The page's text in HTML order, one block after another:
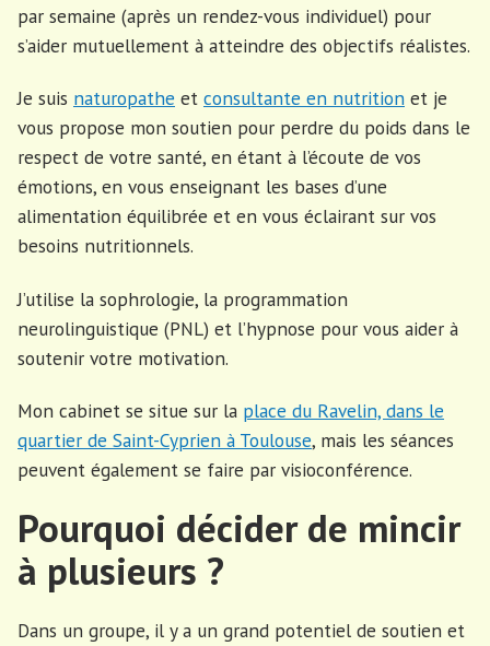
par semaine (après un rendez-vous individuel) pour
s’aider mutuellement à atteindre des objectifs réalistes.
Je suis naturopathe et consultante en nutrition et je
vous propose mon soutien pour perdre du poids dans le
respect de votre santé, en étant à l’écoute de vos
émotions, en vous enseignant les bases d’une
alimentation équilibrée et en vous éclairant sur vos
besoins nutritionnels.
J’utilise la sophrologie, la programmation
neurolinguistique (PNL) et l’hypnose pour vous aider à
soutenir votre motivation.
Mon cabinet se situe sur la place du Ravelin, dans le
quartier de Saint-Cyprien à Toulouse, mais les séances
peuvent également se faire par visioconférence.
Pourquoi décider de mincir
à plusieurs ?
Dans un groupe, il y a un grand potentiel de soutien et